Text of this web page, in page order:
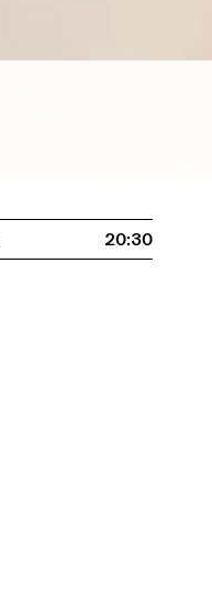
20:30